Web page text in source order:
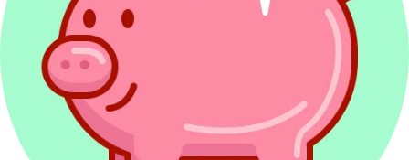
Opinie